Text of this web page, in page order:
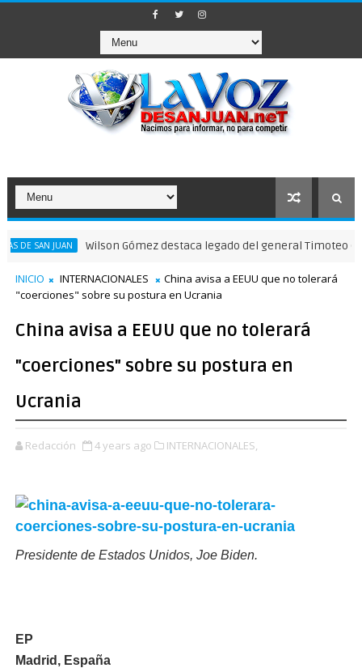
JUAN Wilson Gómez destaca legado del general Timoteo Ogando
INICIO INTERNACIONALES
China avisa a EEUU que no tolerará
"coerciones" sobre su postura en Ucrania
China avisa a EEUU que no tolerará
"coerciones" sobre su postura en
Ucrania
Redacción 4 years ago INTERNACIONALES,
Presidente de Estados Unidos, Joe Biden.
EP
Madrid, España